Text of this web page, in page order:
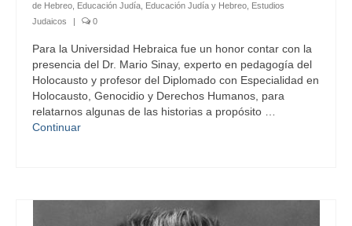
de Hebreo Educación Judía Educación Judía y Hebreo Estudios
Judaicos
| 0
Para la Universidad Hebraica fue un honor contar con la
presencia del Dr. Mario Sinay, experto en pedagogía del
Holocausto y profesor del Diplomado con Especialidad en
Holocausto, Genocidio y Derechos Humanos, para
relatarnos algunas de las historias a propósito …
Continuar